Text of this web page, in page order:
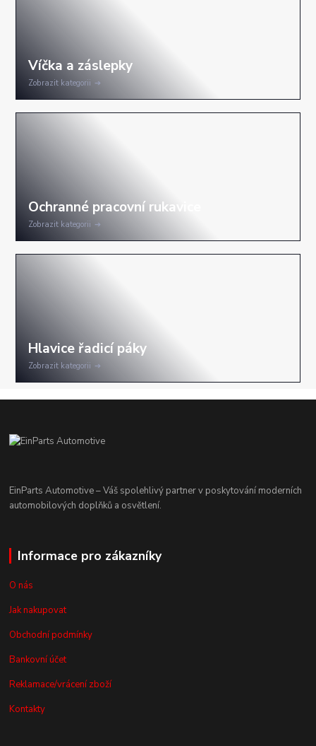
Zobrazit kategorii
Zobrazit kategorii
Zobrazit kategorii
EinParts Automotive – Váš spolehlivý partner v poskytování moderních
automobilových doplňků a osvětlení.
Informace pro zákazníky
O nás
Jak nakupovat
Obchodní podmínky
Bankovní účet
Reklamace/vrácení zboží
Kontakty